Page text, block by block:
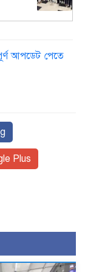
আপডেট পেতে
Plus